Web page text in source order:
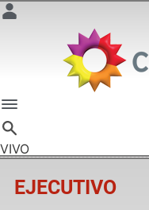
VIVO
EJECUTIVO